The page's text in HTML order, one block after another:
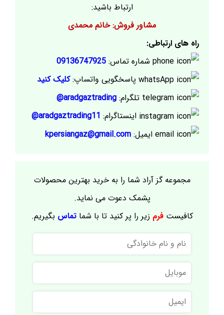
ارتباط باشید:
مشاور فروش: خانم محمدی
راه های ارتباطی:
شماره تماس: 09136747925
پاسخگویی واتساپ:کلیک کنید
تلگرام: aradgaztrading@
اینستاگرام: aradgaztrading11@
ایمیل: kpersiangaz@gmail.com
مجموعه گز آراد شما را به خرید بهترین محصولات
پشمک دعوت می نماید.
کافیستفرم زیر را پر کنید تا با شماتماس بگیریم.
نام
و
نام
خانوادگی
موبایل
ایمیل